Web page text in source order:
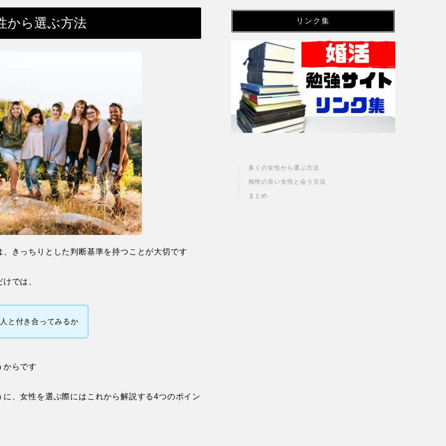
から選ぶ方法
きっちりとした判断基準を持つことが大切です
では、
と付き合ってみるか
らです
、女性を選ぶ際にはこれから解説する4つのポイン
リンク集
多くの女性から選ぶ方法
相性の良い女性と会う方法
まとめ